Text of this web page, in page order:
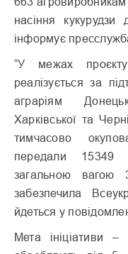
насіння кукурудзи
інформує
“У межах
реалізується за
аграріям
Харківської та
тимчасово
передали 15349
загальною вагою
забезпечила
йдеться у
Мета ініціативи –